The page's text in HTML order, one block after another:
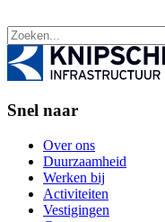
Snel naar
Over ons
Duurzaamheid
Werken bij
Activiteiten
Vestigingen